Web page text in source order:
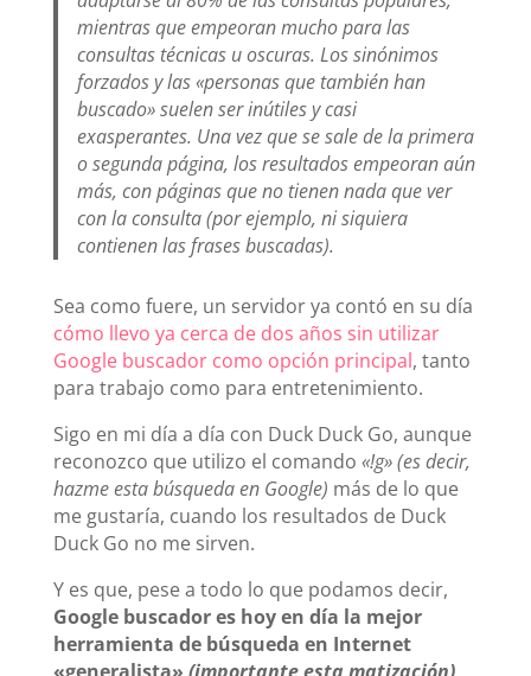
mientras que empeoran mucho para las
consultas técnicas u oscuras. Los sinónimos
forzados y las «personas que también han
buscado» suelen ser inútiles y casi
exasperantes. Una vez que se sale de la primera
o segunda página, los resultados empeoran aún
más, con páginas que no tienen nada que ver
con la consulta (por ejemplo, ni siquiera
contienen las frases buscadas).
Sea como fuere, un servidor ya contó en su día
cómo llevo ya cerca de dos años sin utilizar
Google buscador como opción principal, tanto
para trabajo como para entretenimiento.
Sigo en mi día a día con Duck Duck Go, aunque
reconozco que utilizo el comando «!g» (es decir,
hazme esta búsqueda en Google) más de lo que
me gustaría, cuando los resultados de Duck
Duck Go no me sirven.
Y es que, pese a todo lo que podamos decir,
Google buscador es hoy en día la mejor
herramienta de búsqueda en Internet